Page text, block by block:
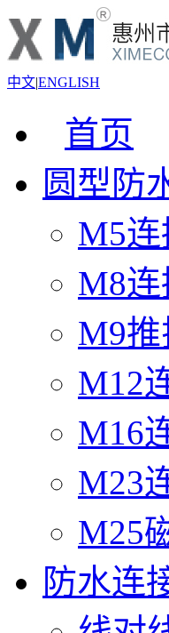
中文|ENGLISH
首页
圆型防
M5
M8
M9推
M12
M16
M23
M25
防水连